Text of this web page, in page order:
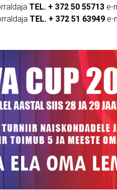
TEL. + 372 50 55713 e-
TEL. + 372 51 63949 e-